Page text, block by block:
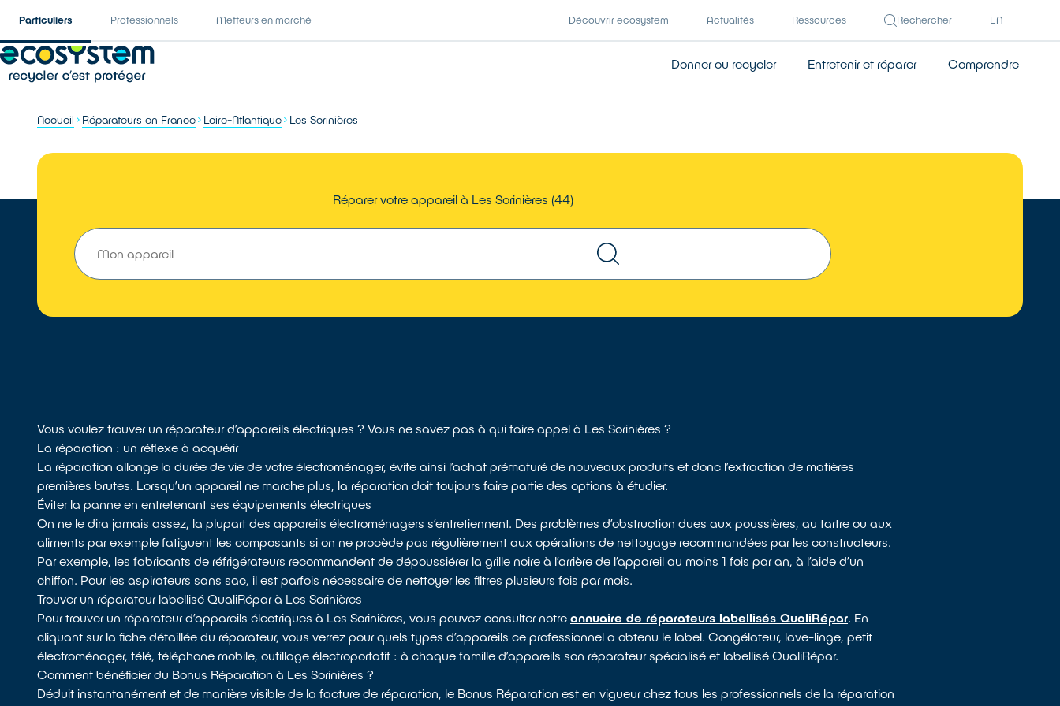
Particuliers Professionnels Metteurs en marché Découvrir ecosystem Actualités Ressources Rechercher EN
Donner ou recycler Entretenir et réparer Comprendre
Accueil Réparateurs en France Loire-Atlantique Les Sorinières
Réparer votre appareil à Les Sorinières (44)
Vous voulez trouver un réparateur d’appareils électriques ? Vous ne savez pas à qui faire appel à Les Sorinières ?
La réparation : un réflexe à acquérir
La réparation allonge la durée de vie de votre électroménager, évite ainsi l’achat prématuré de nouveaux produits et donc l’extraction de matières
premières brutes. Lorsqu’un appareil ne marche plus, la réparation doit toujours faire partie des options à étudier.
Éviter la panne en entretenant ses équipements électriques
On ne le dira jamais assez, la plupart des appareils électroménagers s’entretiennent. Des problèmes d’obstruction dues aux poussières, au tartre ou aux
aliments par exemple fatiguent les composants si on ne procède pas régulièrement aux opérations de nettoyage recommandées par les constructeurs.
Par exemple, les fabricants de réfrigérateurs recommandent de dépoussiérer la grille noire à l’arrière de l’appareil au moins 1 fois par an, à l’aide d’un
chiffon. Pour les aspirateurs sans sac, il est parfois nécessaire de nettoyer les filtres plusieurs fois par mois.
Trouver un réparateur labellisé QualiRépar à Les Sorinières
Pour trouver un réparateur d’appareils électriques à Les Sorinières, vous pouvez consulter notreannuaire de réparateurs labellisés QualiRépar. En
cliquant sur la fiche détaillée du réparateur, vous verrez pour quels types d’appareils ce professionnel a obtenu le label. Congélateur, lave-linge, petit
électroménager, télé, téléphone mobile, outillage électroportatif : à chaque famille d’appareils son réparateur spécialisé et labellisé QualiRépar.
Comment bénéficier du Bonus Réparation à Les Sorinières ?
Déduit instantanément et de manière visible de la facture de réparation, le Bonus Réparation est en vigueur chez tous les professionnels de la réparation